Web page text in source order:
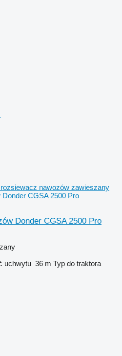
rozsiewacz nawozów zawieszany
CGSA 2500 Pro
Donder CGSA 2500 Pro
uchwytu 36 m Typ do traktora